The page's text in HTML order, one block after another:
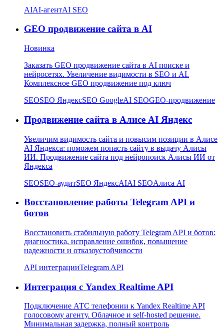
AIAI-агентAI SEO
GEO продвижение сайта в AI
Новинка
Заказать GEO продвижение сайта в AI поиске и
нейросетях. Увеличение видимости в SEO и AI.
Комплексное GEO продвижение под ключ
SEOSEO ЯндексSEO GoogleAI SEOGEO-продвижение
Продвижение сайта в Алисе AI Яндекс
Увеличим видимость сайта и повысим позиции в Алисе
AI Яндекса: поможем попасть сайту в выдачу Алисы
ИИ. Продвижение сайта под нейропоиск Алисы ИИ от
Яндекса
SEOSEO-аудитSEO ЯндексAIAI SEOАлиса AI
Восстановление работы Telegram API и
ботов
Восстановить стабильную работу Telegram API и ботов:
диагностика, исправление ошибок, повышение
надежности и отказоустойчивости
API интеграцииTelegram API
Интеграция с Yandex Realtime API
Подключение АТС телефонии к Yandex Realtime API
голосовому агенту. Облачное и self-hosted решение.
Минимальная задержка, полный контроль